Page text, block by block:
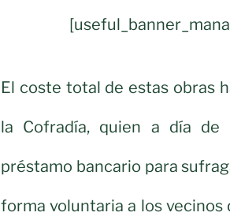
El coste total de estas obras
la Cofradía, quien a día
préstamo bancario para
forma voluntaria a los